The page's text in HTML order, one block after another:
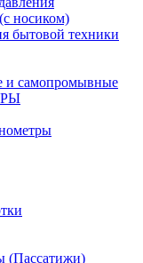
носиком)
бытовой техники
и самопромывные
(Пассатижи)